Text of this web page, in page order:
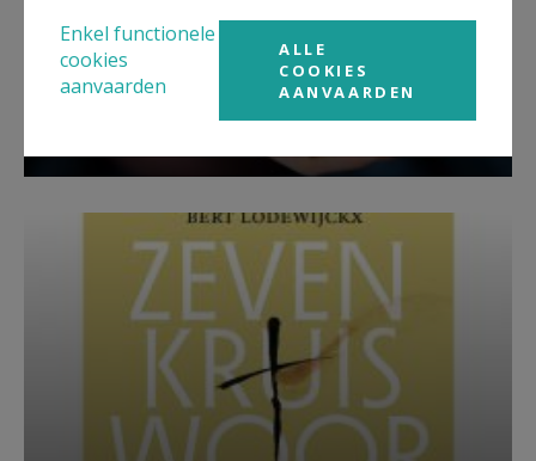
Beroepsvereniging Zorgpastores
Enkel functionele
cookies
aanvaarden
ALLE
COOKIES
AANVAARDEN